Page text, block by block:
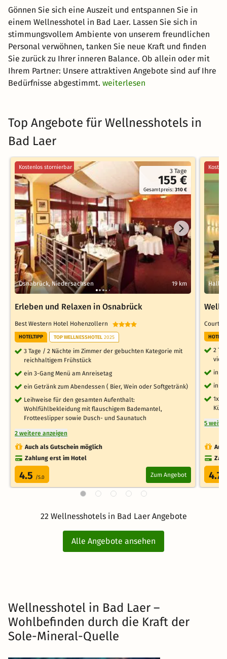
Gönnen Sie sich eine Auszeit und entspannen Sie in
einem Wellnesshotel in Bad Laer. Lassen Sie sich in
stimmungsvollem Ambiente von unserem freundlichen
Personal verwöhnen, tanken Sie neue Kraft und finden
Sie zurück zu Ihrer inneren Balance. Ob allein oder mit
Ihrem Partner: Unsere attraktiven Angebote sind auf Ihre
Bedürfnisse abgestimmt. weiterlesen
Top Angebote für Wellnesshotels in
Bad Laer
3 Tage
155 €
Gesamtpreis:310 €
Kostenlos stornierbar
Osnabrück, Niedersachsen 19 km
Erleben und Relaxen in Osnabrück
Best Western Hotel Hohenzollern
HOTELTIPP TOP WELLNESSHOTEL 2025
3 Tage / 2 Nächte im Zimmer der gebuchten Kategorie mit
reichhaltigem Frühstück
ein 3-Gang Menü am Anreisetag
ein Getränk zum Abendessen ( Bier, Wein oder Softgetränk)
Leihweise für den gesamten Aufenthalt:
Wohlfühlbekleidung mit flauschigem Bademantel,
Frotteeslipper sowie Dusch- und Saunatuch
2 weitere anzeigen
Auch als Gutschein möglich
Zahlung erst im Hotel
4.5 /5.0 Zum Angebot
Halle
Court
2
inkl.
1x
5
4.7
22 Wellnesshotels in Bad Laer Angebote
Alle Angebote ansehen
Wellnesshotel in Bad Laer –
Wohlbefinden durch die Kraft der
Sole-Mineral-Quelle